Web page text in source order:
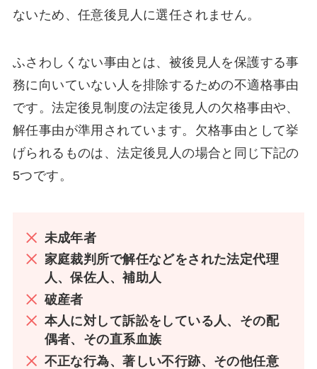
ないため、任意後見人に選任されません。
ふさわしくない事由とは、被後見人を保護する事
務に向いていない人を排除するための不適格事由
です。法定後見制度の法定後見人の欠格事由や、
解任事由が準用されています。欠格事由として挙
げられるものは、法定後見人の場合と同じ下記の
5つです。
未成年者
家庭裁判所で解任などをされた法定代理
人、保佐人、補助人
破産者
本人に対して訴訟をしている人、その配
偶者、その直系血族
不正な行為、著しい不行跡、その他任意